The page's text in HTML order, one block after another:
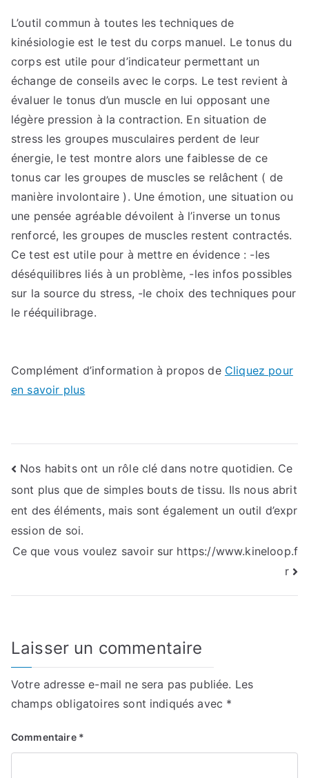
L’outil commun à toutes les techniques de
kinésiologie est le test du corps manuel. Le tonus du
corps est utile pour d’indicateur permettant un
échange de conseils avec le corps. Le test revient à
évaluer le tonus d’un muscle en lui opposant une
légère pression à la contraction. En situation de
stress les groupes musculaires perdent de leur
énergie, le test montre alors une faiblesse de ce
tonus car les groupes de muscles se relâchent ( de
manière involontaire ). Une émotion, une situation ou
une pensée agréable dévoilent à l’inverse un tonus
renforcé, les groupes de muscles restent contractés.
Ce test est utile pour à mettre en évidence : -les
déséquilibres liés à un problème, -les infos possibles
sur la source du stress, -le choix des techniques pour
le rééquilibrage.
Complément d’information à propos de Cliquez pour
en savoir plus
Navigation
de
l’article
Nos habits ont un rôle clé dans notre quotidien. Ce
sont plus que de simples bouts de tissu. Ils nous abrit
ent des éléments, mais sont également un outil d’expr
ession de soi.
Ce que vous voulez savoir sur https://www.kineloop.f
r
Laisser un commentaire
Votre adresse e-mail ne sera pas publiée. Les
champs obligatoires sont indiqués avec *
Commentaire *